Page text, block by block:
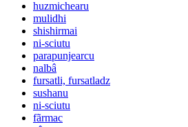
huzmichearu
mulidhi
shishirmai
ni-sciutu
parapunjearcu
nalbâ
fursatli, fursatladz
sushanu
ni-sciutu
fãrmac